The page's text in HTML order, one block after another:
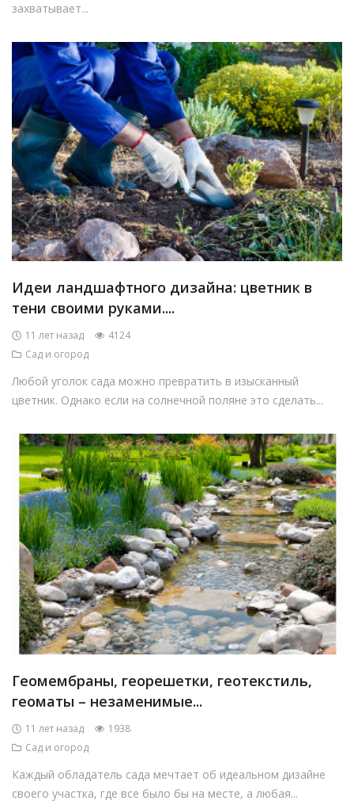
захватывает...
Идеи ландшафтного дизайна: цветник в
тени своими руками....
11 лет назад
4124
Сад и огород
Любой уголок сада можно превратить в изысканный
цветник. Однако если на солнечной поляне это сделать...
Геомембраны, георешетки, геотекстиль,
геоматы – незаменимые...
11 лет назад
1938
Сад и огород
Каждый обладатель сада мечтает об идеальном дизайне
своего участка, где все было бы на месте, а любая...